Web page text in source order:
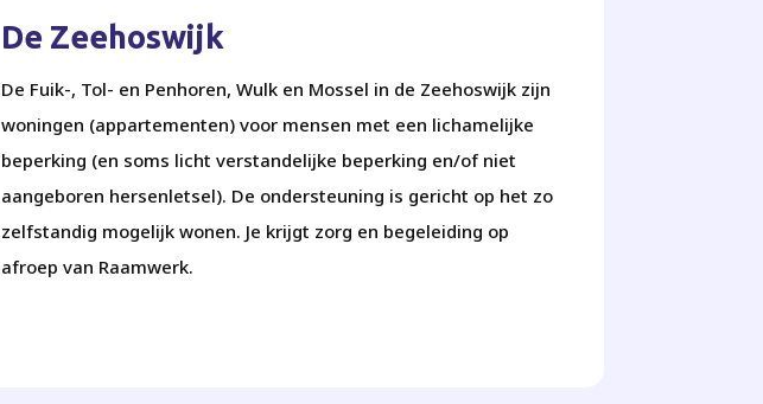
De Zeehoswijk
De Fuik-, Tol- en Penhoren, Wulk en Mossel in de Zeehoswijk zijn
woningen (appartementen) voor mensen met een lichamelijke
beperking (en soms licht verstandelijke beperking en/of niet
aangeboren hersenletsel). De ondersteuning is gericht op het zo
zelfstandig mogelijk wonen. Je krijgt zorg en begeleiding op
afroep van Raamwerk.